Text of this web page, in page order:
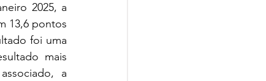
2025, a
13,6 pontos
foi uma
mais
a